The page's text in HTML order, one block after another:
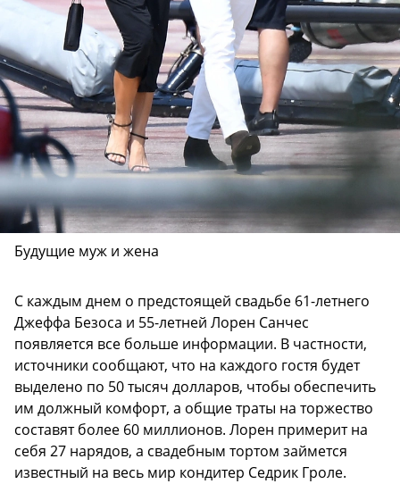
Будущие муж и жена
С каждым днем о предстоящей свадьбе 61-летнего
Джеффа Безоса и 55-летней Лорен Санчес
появляется все больше информации. В частности,
источники сообщают, что на каждого гостя будет
выделено по 50 тысяч долларов, чтобы обеспечить
им должный комфорт, а общие траты на торжество
составят более 60 миллионов. Лорен примерит на
себя 27 нарядов, а свадебным тортом займется
известный на весь мир кондитер Седрик Гроле.